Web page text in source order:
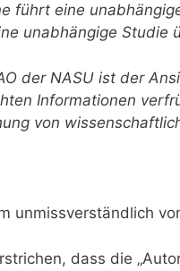
führt eine
unabhängige Studie
der NASU ist der
Informationen
von
unmissverständlich
dass die